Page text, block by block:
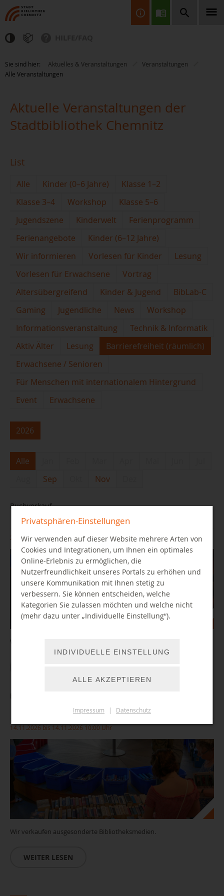
Finden Sie Informationen, Bücher, CDs & DVDs, Spiele, BluRays,
Zeitschriften und vieles mehr...
Sie sind hier: Aktuelles & Veranstaltungen
Veranstaltungen
Alle Veranstaltungen
Aktuelle Veranstaltungen der
Stadtbibliothek Chemnitz
List
Alle Kinder (0–6 Jahre)
Klasse 1–2
Klasse 3–4
Workshop
Klasse 5–6
Jugendszene
Kinderwelt
Ferienprogramm
Ferienangebote
Kinder (6–12 Jahre)
Wir informieren
Vorlesen für Kinder
Lesung
Vorlesen für Erwachsene
Vortrag
Altersübergreifend
Kinder & Jugend
BibLab-C
Gaming
Jugendliche News
Workshop
Informationsveranstaltung
Technik & Informatik
Aktiv Älter
Lesung
Barrierefreiheit (räumlich)
Erwachsene / Senioren
Für Menschen mit internationalem Hintergrund
Event
Erwachsene
2026
Alle
Sep Nov
Buchverkauf
26.09.2026 10:00 Uhr
Wir verkaufen ausgesonderte Bibliotheksmedien
14.11.2026 bis 14.11.2026 10:00 Uhr
Wir verkaufen ausgesonderte Bibliotheksmedien.
WEITER LESEN
Privatsphären-Einstellungen
Wir verwenden auf dieser Website mehrere Arten von
Cookies und Integrationen, um Ihnen ein optimales
Online-Erlebnis zu ermöglichen, die
Nutzerfreundlichkeit unseres Portals zu erhöhen und
unsere Kommunikation mit Ihnen stetig zu
verbessern. Sie können entscheiden, welche
Kategorien Sie zulassen möchten und welche nicht
(mehr dazu unter „Individuelle Einstellung“).
INDIVIDUELLE EINSTELLUNG
ALLE AKZEPTIEREN
Impressum | Datenschutz